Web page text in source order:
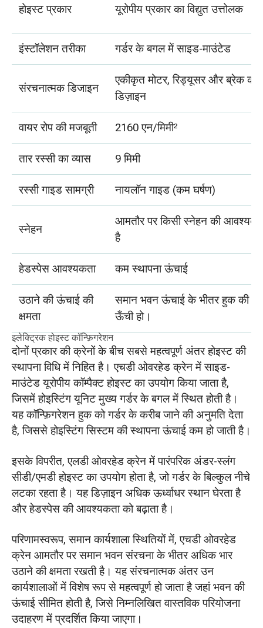
होइस्ट प्रकार यूरोपीय प्रकार का विद्युत उत्तोलक
इंस्टॉलेशन तरीका गर्डर के बगल में साइड-माउंटेड
संरचनात्मक डिजाइन
एकीकृत मोटर, रिड्यूसर और ब्रेक का
डिज़ाइन
वायर रोप की मजबूती
2160 एन/मिमी²
तार रस्सी का व्यास
9 मिमी
रस्सी गाइड सामग्री
नायलॉन गाइड (कम घर्षण)
स्नेहन
आमतौर पर किसी स्नेहन की
है
हेडस्पेस आवश्यकता
कम स्थापना ऊंचाई
उठाने की ऊंचाई की
क्षमता
समान भवन ऊंचाई के भीतर हुक की
ऊँची हो।
इलेक्ट्रिक होइस्ट कॉन्फ़िगरेशन
दोनों प्रकार की क्रेनों के बीच सबसे महत्वपूर्ण अंतर होइस्ट की
स्थापना विधि में निहित है। एचडी ओवरहेड क्रेन में साइड-
माउंटेड यूरोपीय कॉम्पैक्ट होइस्ट का उपयोग किया जाता है,
जिसमें होइस्टिंग यूनिट मुख्य गर्डर के बगल में स्थित होती है।
यह कॉन्फ़िगरेशन हुक को गर्डर के करीब जाने की अनुमति देता
है, जिससे होइस्टिंग सिस्टम की स्थापना ऊंचाई कम हो जाती है।
इसके विपरीत, एलडी ओवरहेड क्रेन में पारंपरिक अंडर-स्लंग
सीडी/एमडी होइस्ट का उपयोग होता है, जो गर्डर के बिल्कुल नीचे
लटका रहता है। यह डिज़ाइन अधिक ऊर्ध्वाधर स्थान घेरता है
और हेडस्पेस की आवश्यकता को बढ़ाता है।
परिणामस्वरूप, समान कार्यशाला स्थितियों में, एचडी ओवरहेड
क्रेन आमतौर पर समान भवन संरचना के भीतर अधिक भार
उठाने की क्षमता रखती है। यह संरचनात्मक अंतर उन
कार्यशालाओं में विशेष रूप से महत्वपूर्ण हो जाता है जहां भवन की
ऊंचाई सीमित होती है, जिसे निम्नलिखित वास्तविक परियोजना
उदाहरण में प्रदर्शित किया जाएगा।